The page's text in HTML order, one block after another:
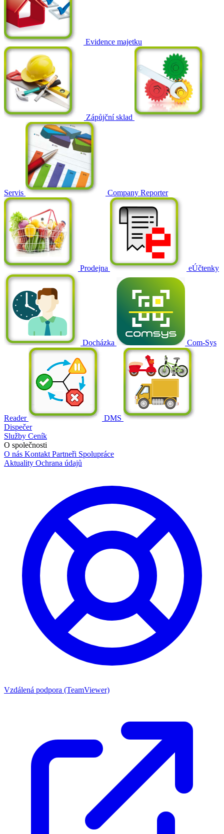
Evidence majetku
Zápůjční sklad
Servis Company Reporter
Prodejna eÚčtenky
Docházka Com-Sys
Reader
DMS
Dispečer
Služby Ceník
O společnosti
O nás Kontakt Partneři Spolupráce
Aktuality Ochrana údajů
Vzdálená podpora (TeamViewer)